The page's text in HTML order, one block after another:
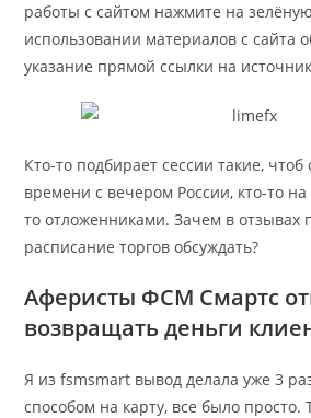
работы с сайтом нажмите на
использовании материалов с сайта
указание прямой ссылки на
Кто-то подбирает сессии такие,
времени с вечером России, кто-то на
то отложенниками. Зачем в
расписание торгов обсуждать?
Аферисты ФСМ Смартс
возвращать деньги
Я из fsmsmart вывод делала уже 3
способом на карту, все было просто.